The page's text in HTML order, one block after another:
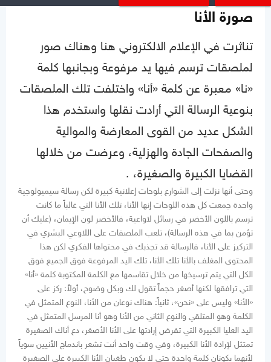
صورة الأنا
تناثرت في الإعلام الالكتروني هنا وهناك صور
لملصقات ترسم فيها يد مرفوعة وبجانبها كلمة
«نا» معبرة عن كلمة «أنا» واختلفت تلك الملصقات
بنوعية الرسالة التي أرادت نقلها واستخدم هذا
الشكل عديد من القوى المعارضة والموالية
والصفحات الجادة والهزلية، وعرضت من خلالها
القضايا الكبيرة والصغيرة، .
وحتى أنها نزلت إلى الشوارع بلوحات إعلانية كبيرة لكن رسالة سيميولوجية
واحدة جمعت كل هذه اللوحات إنها الأنا، تلك الأنا التي غالباً ما كانت
ترسم باللون الأخضر في رسائل لاواعية، فالأخضر لون الإيمان، (عليك أن
تؤمن بما في هذه الرسالة)، تلعب الملصقات على اللاوعي البشري في
التركيز على الأنا، فالرسالة قد تجذبك في محتواها الفكري لكن هذا
المحتوى المغلف بالأنا تلك الأنا، تلك اليد المرفوعة فوق الجميع فوق
الكل التي يتم ترسيخها من خلال تقاسمها مع الكلمة المكتوبة كلمة «أنا»
التي ترافقها لكنها أصغر حجماً تقول لك وبكل وضوح، أولاً: ركز على
«الأنا» وليس على «نحن»، ثانياً: هناك نوعان من الأنا، النوع المتمثل في
الكلمة وهو المتلقي والنوع الثاني من الأنا وهو أنا المرسل المتمثل في
اليد العليا الكبيرة التي تفرض إرادتها على الأنا الأصغر، دع أناك الصغيرة
تمتثل لإرادة الأنا الكبيرة، وفي وقت واحد أنت تشعر باندماج الأنيين سوياً
لأنهما يكونان كلمة واحدة حتى لا يكون طغيان الأنا الكبيرة على الصغيرة